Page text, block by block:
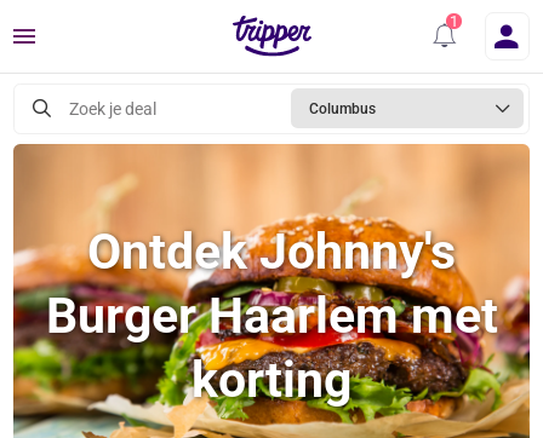
Menu
Zoek je deal Columbus
Ontdek Johnny's
Burger Haarlem met
korting